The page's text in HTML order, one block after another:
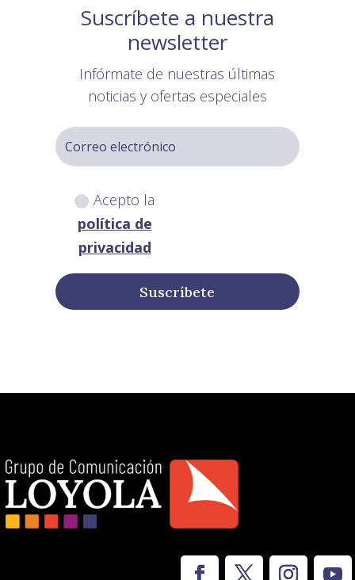
Suscríbete a nuestra
newsletter
Infórmate de nuestras últimas
noticias y ofertas especiales
Acepto la
política de
privacidad
Suscríbete